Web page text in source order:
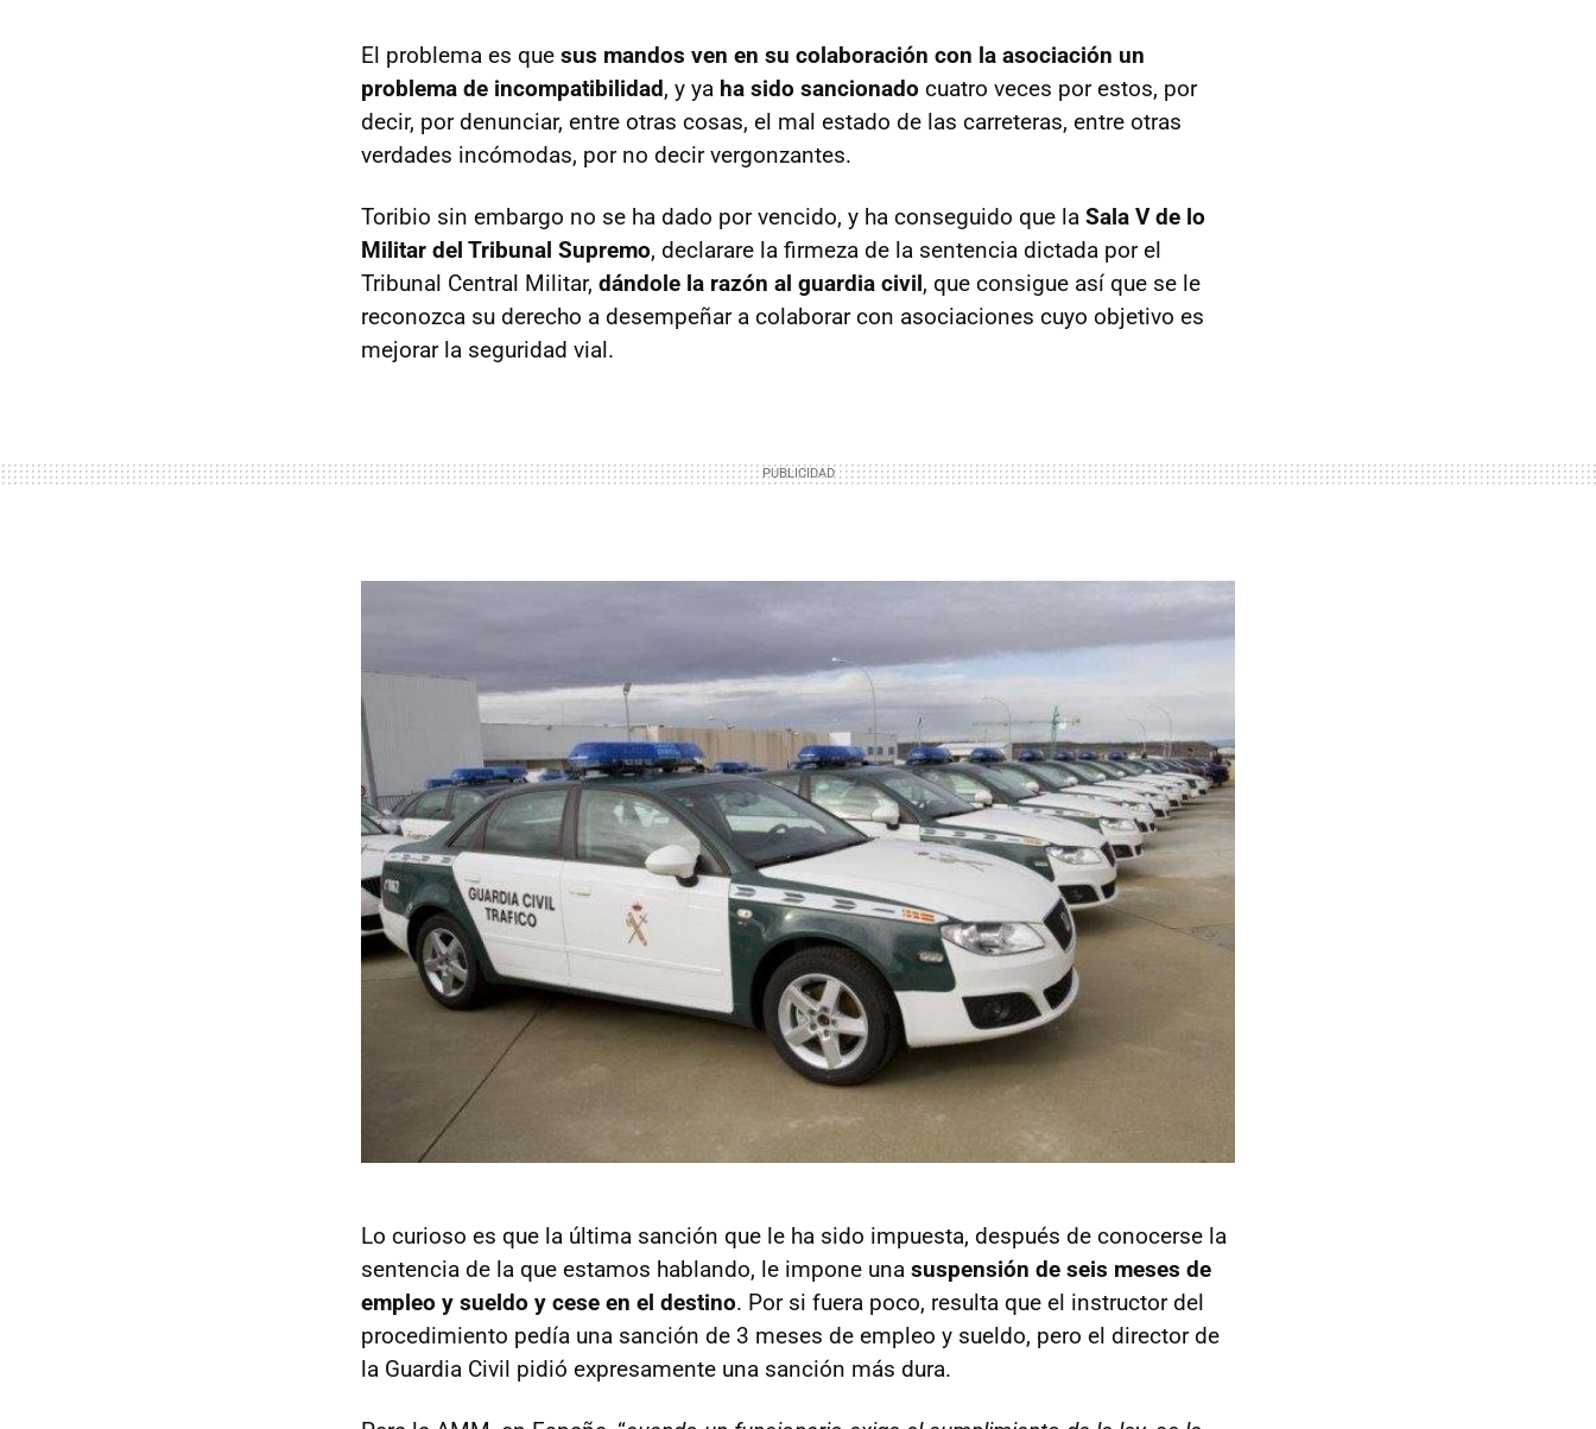
El problema es que sus mandos ven en su colaboración con la asociación un
problema de incompatibilidad, y ya ha sido sancionado cuatro veces por estos, por
decir, por denunciar, entre otras cosas, el mal estado de las carreteras, entre otras
verdades incómodas, por no decir vergonzantes.
Toribio sin embargo no se ha dado por vencido, y ha conseguido que la Sala V de lo
Militar del Tribunal Supremo, declarare la firmeza de la sentencia dictada por el
Tribunal Central Militar, dándole la razón al guardia civil, que consigue así que se le
reconozca su derecho a desempeñar a colaborar con asociaciones cuyo objetivo es
mejorar la seguridad vial.
Lo curioso es que la última sanción que le ha sido impuesta, después de conocerse la
sentencia de la que estamos hablando, le impone una suspensión de seis meses de
empleo y sueldo y cese en el destino. Por si fuera poco, resulta que el instructor del
procedimiento pedía una sanción de 3 meses de empleo y sueldo, pero el director de
la Guardia Civil pidió expresamente una sanción más dura.